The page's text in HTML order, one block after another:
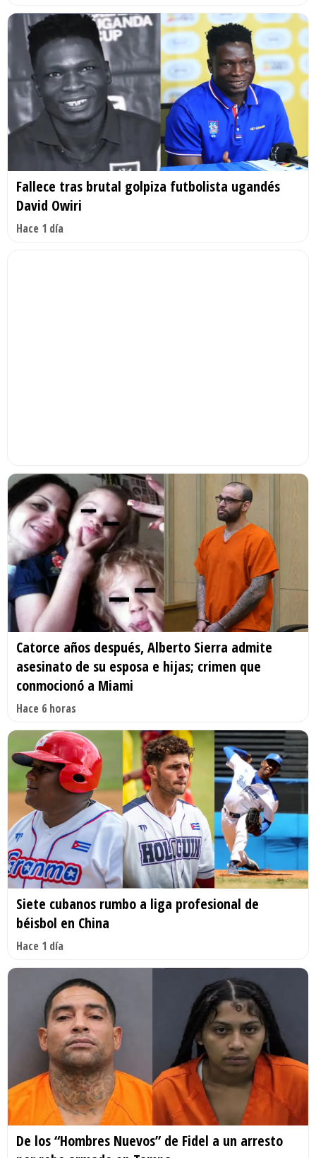
Fallece tras brutal golpiza futbolista ugandés
David Owiri
Hace 1 día
Catorce años después, Alberto Sierra admite
asesinato de su esposa e hijas; crimen que
conmocionó a Miami
Hace 6 horas
Siete cubanos rumbo a liga profesional de
béisbol en China
Hace 1 día
De los “Hombres Nuevos” de Fidel a un arresto